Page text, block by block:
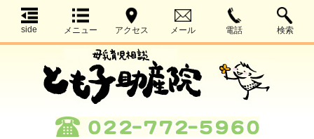
side メニュー アクセス メール 電話 検索